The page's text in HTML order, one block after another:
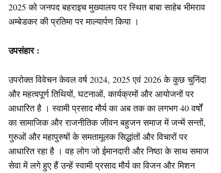
2025 को जनपद बहराइच मुख्यालय पर स्थित बाबा साहेब भीमराव
अम्बेडकर की प्रतिमा पर माल्यार्पण किया ।
उपसंहार :
उपरोक्त विवेचन केवल वर्ष 2024, 2025 एवं 2026 के कुछ चुनिंदा
और महत्वपूर्ण तिथियों, घटनाओं, कार्यक्रमों और आयोजनों पर
आधारित है । स्वामी प्रसाद मौर्य का अब तक का लगभग 40 वर्षों
का सामाजिक और राजनीतिक जीवन बहुजन समाज में जन्में सन्तों,
गुरुओं और महापुरुषों के समतामूलक सिद्धांतों और विचारों पर
आधारित रहा है । वह लोग जो ईमानदारी और निष्ठा के साथ समाज
सेवा में लगे हुए हैं उन्हें स्वामी प्रसाद मौर्य का विजन और मिशन